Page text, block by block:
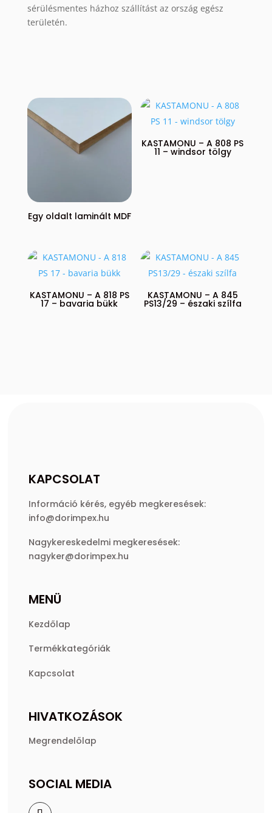
sérülésmentes házhoz szállítást az ország egész
területén.
Egy oldalt laminált MDF
KASTAMONU – A 808 PS
11 – windsor tölgy
KASTAMONU – A 818 PS
17 – bavaria bükk
KASTAMONU – A 845
PS13/29 – északi szílfa
KAPCSOLAT
Információ kérés, egyéb megkeresések:
info@dorimpex.hu
Nagykereskedelmi megkeresések:
nagyker@dorimpex.hu
MENÜ
Kezdőlap
Termékkategóriák
Kapcsolat
HIVATKOZÁSOK
Megrendelőlap
SOCIAL MEDIA